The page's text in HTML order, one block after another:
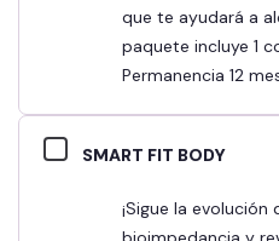
que te ayudará a
paquete incluye 1
Permanencia 12
SMART FIT BODY
¡Sigue la evolución de tu cuerpo! Realiza tu